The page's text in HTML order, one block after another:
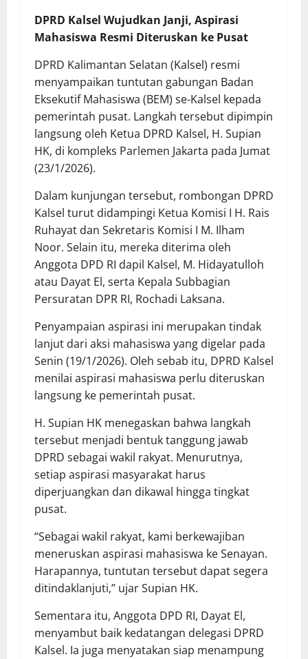
DPRD Kalsel Wujudkan Janji, Aspirasi
Mahasiswa Resmi Diteruskan ke Pusat
DPRD Kalimantan Selatan (Kalsel) resmi
menyampaikan tuntutan gabungan Badan
Eksekutif Mahasiswa (BEM) se-Kalsel kepada
pemerintah pusat. Langkah tersebut dipimpin
langsung oleh Ketua DPRD Kalsel, H. Supian
HK, di kompleks Parlemen Jakarta pada Jumat
(23/1/2026).
Dalam kunjungan tersebut, rombongan DPRD
Kalsel turut didampingi Ketua Komisi I H. Rais
Ruhayat dan Sekretaris Komisi I M. Ilham
Noor. Selain itu, mereka diterima oleh
Anggota DPD RI dapil Kalsel, M. Hidayatulloh
atau Dayat El, serta Kepala Subbagian
Persuratan DPR RI, Rochadi Laksana.
Penyampaian aspirasi ini merupakan tindak
lanjut dari aksi mahasiswa yang digelar pada
Senin (19/1/2026). Oleh sebab itu, DPRD Kalsel
menilai aspirasi mahasiswa perlu diteruskan
langsung ke pemerintah pusat.
H. Supian HK menegaskan bahwa langkah
tersebut menjadi bentuk tanggung jawab
DPRD sebagai wakil rakyat. Menurutnya,
setiap aspirasi masyarakat harus
diperjuangkan dan dikawal hingga tingkat
pusat.
“Sebagai wakil rakyat, kami berkewajiban
meneruskan aspirasi mahasiswa ke Senayan.
Harapannya, tuntutan tersebut dapat segera
ditindaklanjuti,” ujar Supian HK.
Sementara itu, Anggota DPD RI, Dayat El,
menyambut baik kedatangan delegasi DPRD
Kalsel. Ia juga menyatakan siap menampung